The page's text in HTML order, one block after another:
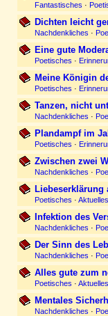
Fantastisches ·
Dichten leicht
Nachdenkliches ·
Eine gute
Poetisches ·
Meine Königin
Poetisches ·
Tanzen, nicht
Nachdenkliches ·
Plandampf im
Poetisches ·
Zwischen zwei
Nachdenkliches ·
Liebeserklärung
Poetisches ·
Infektion des
Nachdenkliches ·
Der Sinn des
Nachdenkliches ·
Alles gute zum
Poetisches ·
Mentales
Nachdenkliches ·